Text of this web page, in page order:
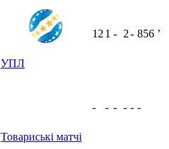
УПЛ
12 1 - 2- 856 ʼ
Товариські матчі
- - - - - -